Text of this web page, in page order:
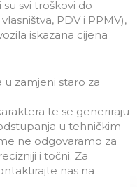
svi troškovi do
PDV i PPMV),
iskazana cijena
u zamjeni staro za
te se generiraju
u tehničkim
ne odgovaramo za
i točni. Za
nas na